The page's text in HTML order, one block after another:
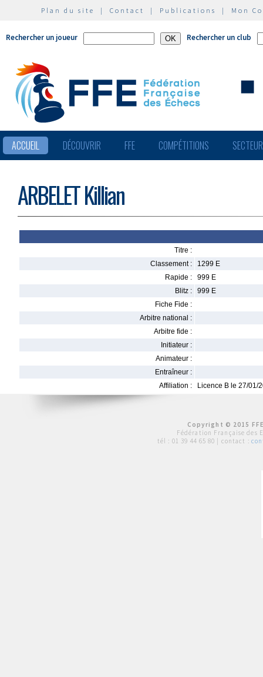
Plan du site | Contact | Publications | Mon
Rechercher un joueur Rechercher un club
ACCUEIL DÉCOUVRIR FFE COMPÉTITIONS
ARBELET Killian
Titre :
Classement :
1299 E
Rapide :
999 E
Blitz :
999 E
Fiche Fide :
Arbitre national :
Arbitre fide :
Initiateur :
Animateur :
Entraîneur :
Affiliation :
Licence B le 27/01/
Copyright © 2015
Fédération Française des
tél : 01 39 44 65 80 | contact :